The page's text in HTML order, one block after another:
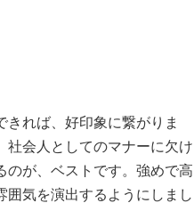
れば、好印象に繋がりま
社会人としてのマナーに欠け
のが、ベストです。強めで高
囲気を演出するようにしまし